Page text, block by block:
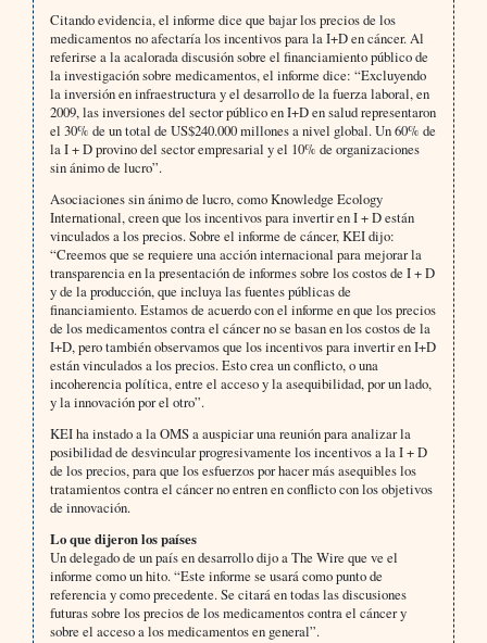
Citando evidencia, el informe dice que bajar los precios de los
medicamentos no afectaría los incentivos para la I+D en cáncer. Al
referirse a la acalorada discusión sobre el financiamiento público de
la investigación sobre medicamentos, el informe dice: “Excluyendo
la inversión en infraestructura y el desarrollo de la fuerza laboral, en
2009, las inversiones del sector público en I+D en salud representaron
el 30% de un total de US$240.000 millones a nivel global. Un 60% de
la I + D provino del sector empresarial y el 10% de organizaciones
sin ánimo de lucro”.
Asociaciones sin ánimo de lucro, como Knowledge Ecology
International, creen que los incentivos para invertir en I + D están
vinculados a los precios. Sobre el informe de cáncer, KEI dijo:
“Creemos que se requiere una acción internacional para mejorar la
transparencia en la presentación de informes sobre los costos de I + D
y de la producción, que incluya las fuentes públicas de
financiamiento. Estamos de acuerdo con el informe en que los precios
de los medicamentos contra el cáncer no se basan en los costos de la
I+D, pero también observamos que los incentivos para invertir en I+D
están vinculados a los precios. Esto crea un conflicto, o una
incoherencia política, entre el acceso y la asequibilidad, por un lado,
y la innovación por el otro”.
KEI ha instado a la OMS a auspiciar una reunión para analizar la
posibilidad de desvincular progresivamente los incentivos a la I + D
de los precios, para que los esfuerzos por hacer más asequibles los
tratamientos contra el cáncer no entren en conflicto con los objetivos
de innovación.
Lo que dijeron los países
Un delegado de un país en desarrollo dijo a The Wire que ve el
informe como un hito. “Este informe se usará como punto de
referencia y como precedente. Se citará en todas las discusiones
futuras sobre los precios de los medicamentos contra el cáncer y
sobre el acceso a los medicamentos en general”.